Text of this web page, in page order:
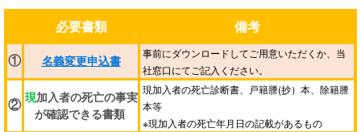
必要書類 備考
① 名義変更申込書
事前にダウンロードしてご用意いただくか、当
社窓口にてご記入ください。
②
現加入者の死亡の事実
が確認できる書類
現加入者の死亡診断書、戸籍謄(抄）本、除籍謄
本等
※現加入者の死亡年月日の記載があるもの